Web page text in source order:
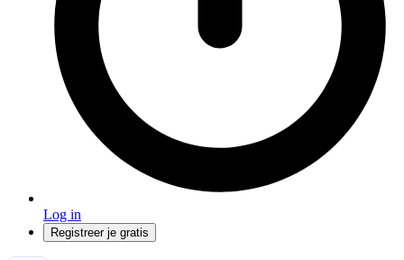
Log in
Registreer je gratis